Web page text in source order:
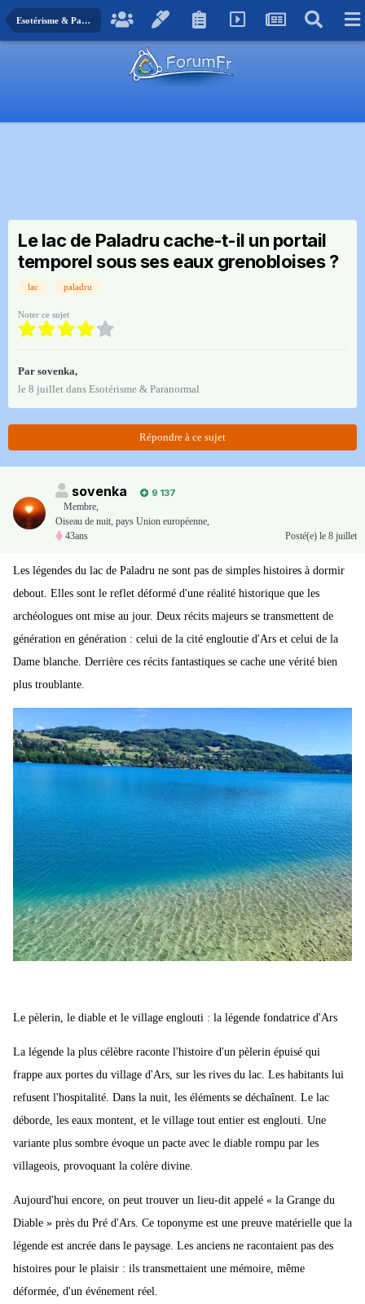
Esotérisme & Paranormal
Le lac de Paladru cache-t-il un portail
temporel sous ses eaux grenobloises ?
lac paladru
Noter ce sujet
Par sovenka,
le 8 juillet dans Esotérisme & Paranormal
Répondre à ce sujet
sovenka
9 137
Membre,
Oiseau de nuit, pays Union européenne,
43ans
Posté(e) le 8 juillet
Les légendes du lac de Paladru ne sont pas de simples histoires à dormir
debout. Elles sont le reflet déformé d'une réalité historique que les
archéologues ont mise au jour. Deux récits majeurs se transmettent de
génération en génération : celui de la cité engloutie d'Ars et celui de la
Dame blanche. Derrière ces récits fantastiques se cache une vérité bien
plus troublante.
Le pèlerin, le diable et le village englouti : la légende fondatrice d'Ars
La légende la plus célèbre raconte l'histoire d'un pèlerin épuisé qui
frappe aux portes du village d'Ars, sur les rives du lac. Les habitants lui
refusent l'hospitalité. Dans la nuit, les éléments se déchaînent. Le lac
déborde, les eaux montent, et le village tout entier est englouti. Une
variante plus sombre évoque un pacte avec le diable rompu par les
villageois, provoquant la colère divine.
Aujourd'hui encore, on peut trouver un lieu-dit appelé « la Grange du
Diable » près du Pré d'Ars. Ce toponyme est une preuve matérielle que la
légende est ancrée dans le paysage. Les anciens ne racontaient pas des
histoires pour le plaisir : ils transmettaient une mémoire, même
déformée, d'un événement réel.